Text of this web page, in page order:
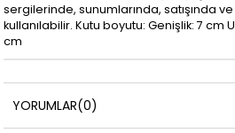
sergilerinde, sunumlarında, satışında
kullanılabilir. Kutu boyutu: Genişlik: 7 cm
cm
YORUMLAR(0)